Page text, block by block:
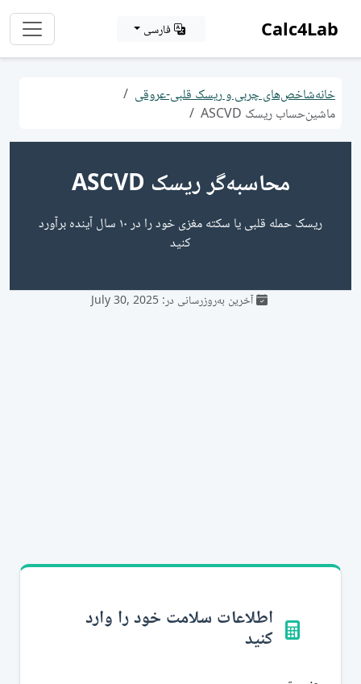
Calc4Lab فارسی
خانهشاخص‌های چربی و ریسک قلبی-عروقی
ماشین‌حساب ریسک ASCVD
محاسبه‌گر ریسک ASCVD
ریسک حمله قلبی یا سکته مغزی خود را در ۱۰ سال آینده برآورد
کنید
آخرین به‌روزرسانی در: July 30, 2025
اطلاعات سلامت خود را وارد
کنید